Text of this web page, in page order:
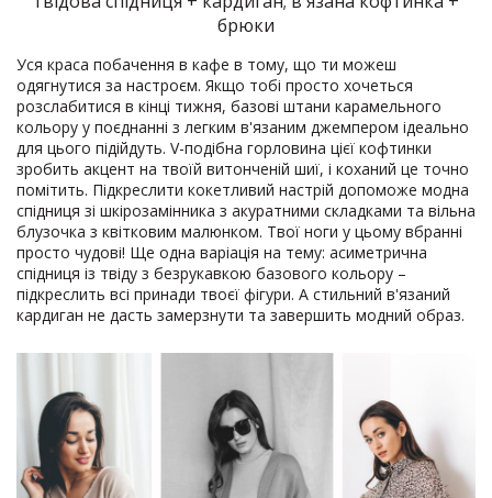
брюки
Уся краса побачення в кафе в тому, що ти можеш
одягнутися за настроєм. Якщо тобі просто хочеться
розслабитися в кінці тижня, базові штани карамельного
кольору у поєднанні з легким в'язаним джемпером ідеально
для цього підійдуть. V-подібна горловина цієї кофтинки
зробить акцент на твоїй витонченій шиї, і коханий це точно
помітить. Підкреслити кокетливий настрій допоможе модна
спідниця зі шкірозамінника з акуратними складками та вільна
блузочка з квітковим малюнком. Твої ноги у цьому вбранні
просто чудові! Ще одна варіація на тему: асиметрична
спідниця із твіду з безрукавкою базового кольору –
підкреслить всі принади твоєї фігури. А стильний в'язаний
кардиган не дасть замерзнути та завершить модний образ.